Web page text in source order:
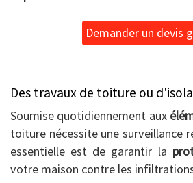
Demander un devis
Des travaux de toiture ou
Soumise quotidiennement aux
toiture nécessite une surveillance
essentielle est de garantir la
votre maison contre les